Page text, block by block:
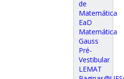
de
Matemática
EaD
Matemática
Gauss
Pré-
Vestibular
LEMAT